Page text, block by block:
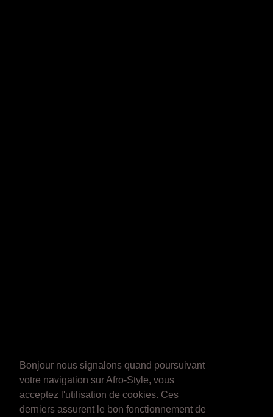
Bonjour nous signalons quand poursuivant
votre navigation sur Afro-Style, vous
acceptez l'utilisation de cookies. Ces
derniers assurent le bon fonctionnement de